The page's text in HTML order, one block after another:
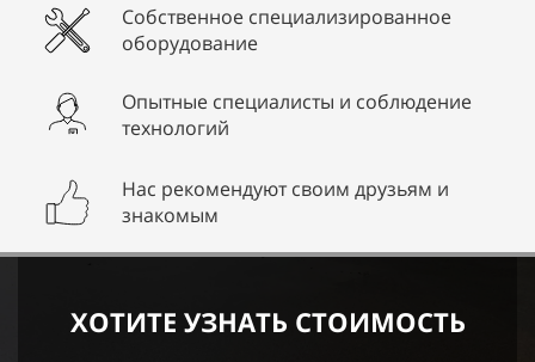
Собственное специализированное
оборудование
Опытные специалисты и соблюдение
технологий
Нас рекомендуют своим друзьям и
знакомым
ХОТИТЕ УЗНАТЬ СТОИМОСТЬ